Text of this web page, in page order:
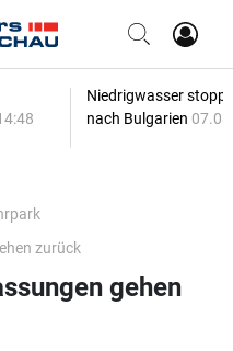
Niedrigwasser
nach Bulgarien
zurück
gehen